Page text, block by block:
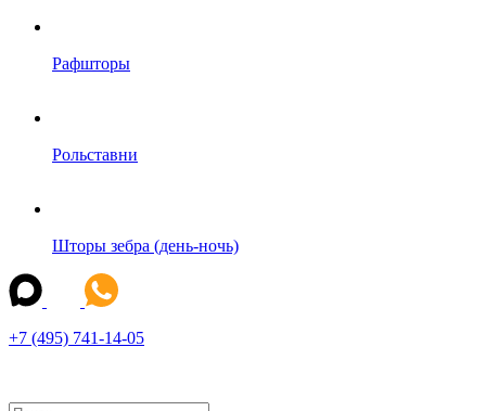
Рафшторы
Рольставни
Шторы зебра (день-ночь)
+7 (495) 741-14-05